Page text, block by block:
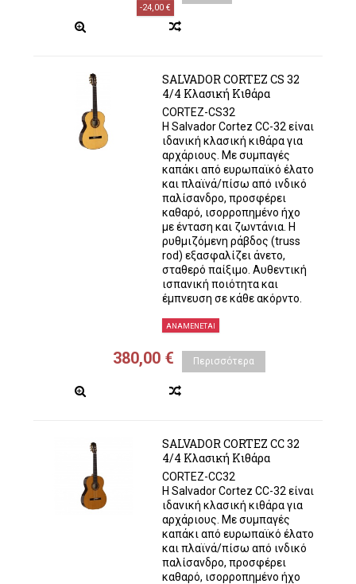
-24,00 €
SALVADOR CORTEZ CS 32
4/4 Κλασική Κιθάρα
CORTEZ-CS32
Η Salvador Cortez CC-32 είναι
ιδανική κλασική κιθάρα για
αρχάριους. Με συμπαγές
καπάκι από ευρωπαϊκό έλατο
και πλαϊνά/πίσω από ινδικό
παλίσανδρο, προσφέρει
καθαρό, ισορροπημένο ήχο
με ένταση και ζωντάνια. Η
ρυθμιζόμενη ράβδος (truss
rod) εξασφαλίζει άνετο,
σταθερό παίξιμο. Αυθεντική
ισπανική ποιότητα και
έμπνευση σε κάθε ακόρντο.
ΑΝΑΜΈΝΕΤΑΙ
380,00 € Περισσότερα
SALVADOR CORTEZ CC 32
4/4 Κλασική Κιθάρα
CORTEZ-CC32
Η Salvador Cortez CC-32 είναι
ιδανική κλασική κιθάρα για
αρχάριους. Με συμπαγές
καπάκι από ευρωπαϊκό έλατο
και πλαϊνά/πίσω από ινδικό
παλίσανδρο, προσφέρει
καθαρό, ισορροπημένο ήχο